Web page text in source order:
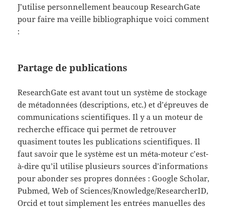
J’utilise personnellement beaucoup ResearchGate
pour faire ma veille bibliographique voici comment
:
Partage de publications
ResearchGate est avant tout un système de stockage
de métadonnées (descriptions, etc.) et d’épreuves de
communications scientifiques. Il y a un moteur de
recherche efficace qui permet de retrouver
quasiment toutes les publications scientifiques. Il
faut savoir que le système est un méta-moteur c’est-
à-dire qu’il utilise plusieurs sources d’informations
pour abonder ses propres données : Google Scholar,
Pubmed, Web of Sciences/Knowledge/ResearcherID,
Orcid et tout simplement les entrées manuelles des